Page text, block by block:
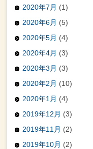
2020年7月 (1)
2020年6月 (5)
2020年5月 (4)
2020年4月 (3)
2020年3月 (3)
2020年2月 (10)
2020年1月 (4)
2019年12月 (3)
2019年11月 (2)
2019年10月 (2)